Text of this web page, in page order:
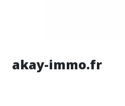
akay-immo.fr